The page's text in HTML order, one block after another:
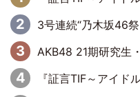
3号連続“乃木坂46祭り” ラストを飾るのは賀
AKB48 21期研究生・
『証言TIF～アイドル戦国時代とはなんだったのか～』第10回：さくら